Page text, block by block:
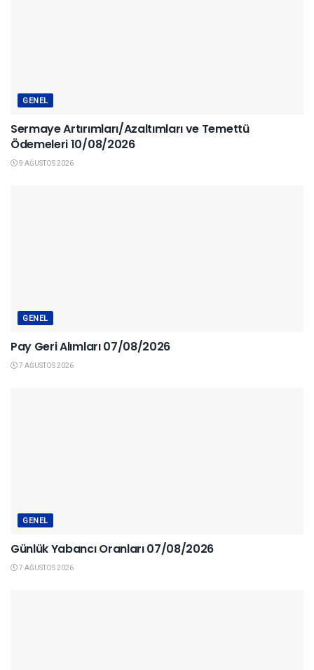
GENEL
Sermaye Artırımları/Azaltımları ve Temettü
Ödemeleri 10/08/2026
9 AĞUSTOS 2026
GENEL
Pay Geri Alımları 07/08/2026
7 AĞUSTOS 2026
GENEL
Günlük Yabancı Oranları 07/08/2026
7 AĞUSTOS 2026